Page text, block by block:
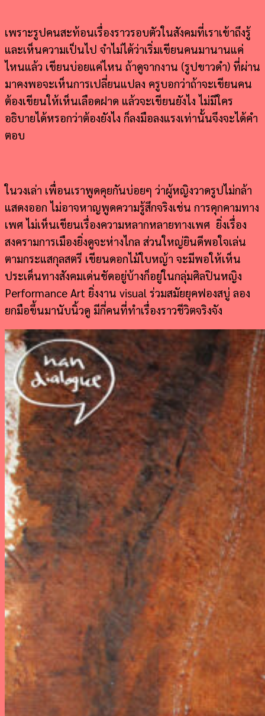
เพราะรูปคนสะท้อนเรื่องราวรอบตัวในสังคมที่เราเข้าถึงรู้
และเห็นความเป็นไป จำไม่ได้ว่าเริ่มเขียนคนมานานแค่
ไหนแล้ว เขียนบ่อยแค่ไหน ถ้าดูจากงาน (รูปขาวดำ) ที่ผ่าน
มาคงพอจะเห็นการเปลี่ยนแปลง ครูบอกว่าถ้าจะเขียนคน
ต้องเขียนให้เห็นเลือดฝาด แล้วจะเขียนยังไง ไม่มีใคร
อธิบายได้หรอกว่าต้องยังไง ก็ลงมือลงแรงเท่านั้นจึงจะได้คำ
ตอบ
ในวงเล่า เพื่อนเราพูดคุยกันบ่อยๆ ว่าผู้หญิงวาดรูปไม่กล้า
แสดงออก ไม่อาจหาญพูดความรู้สึกจริงเช่น การคุกคามทาง
เพศ ไม่เห็นเขียนเรื่องความหลากหลายทางเพศ ยิ่งเรื่อง
สงครามการเมืองยิ่งดูจะห่างไกล ส่วนใหญ่ยินดีพอใจเล่น
ตามกระแสกุลสตรี เขียนดอกไม้ใบหญ้า จะมีพอให้เห็น
ประเด็นทางสังคมเด่นชัดอยู่บ้างก็อยู่ในกลุ่มศิลปินหญิง
Performance Art ยิ่งงาน visual ร่วมสมัยยุคฟองสบู่ ลอง
ยกมือขึ้นมานับนิ้วดู มีกี่คนที่ทำเรื่องราวชีวิตจริงจัง